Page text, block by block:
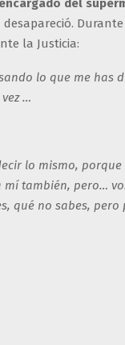
encargado del
la Justicia:
lo que me has
…
lo mismo,
también, pero…
qué no sabes, pero